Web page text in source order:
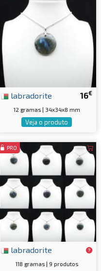
16€
labradorite
12 gramas | 34x34x8 mm
Veja o produto
PRO
labradorite
118 gramas | 9 produtos